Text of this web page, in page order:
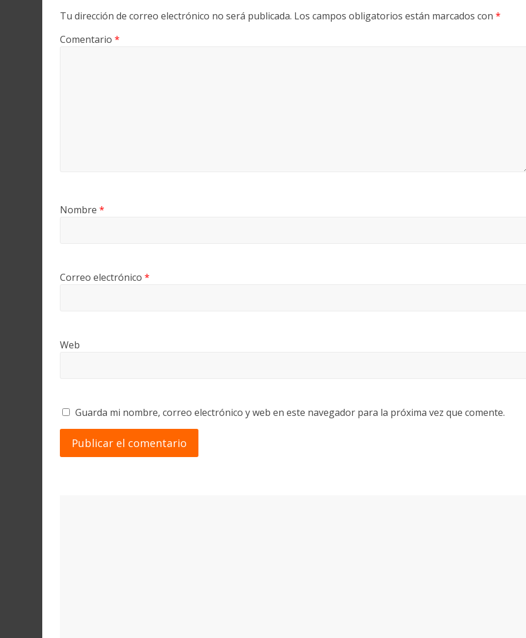
Tu dirección de correo electrónico no será publicada. Los campos obligatorios están marcados con *
Comentario *
Nombre *
Correo electrónico *
Web
Guarda mi nombre, correo electrónico y web en este navegador para la próxima vez que comente.